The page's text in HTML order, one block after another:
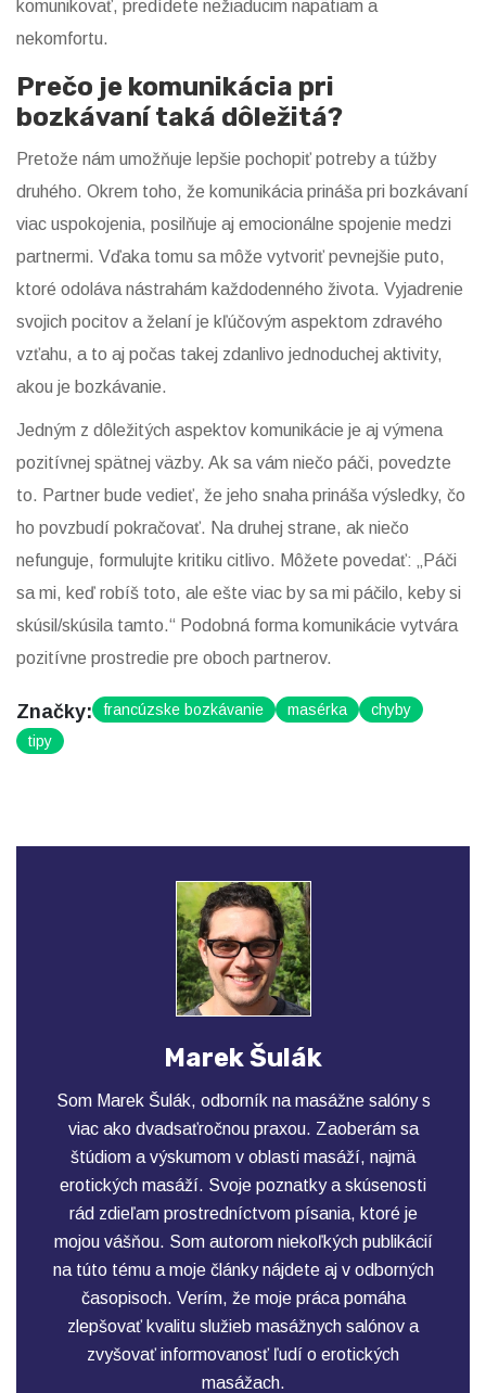
komunikovať, predídete nežiaducim napätiam a
nekomfortu.
Prečo je komunikácia pri
bozkávaní taká dôležitá?
Pretože nám umožňuje lepšie pochopiť potreby a túžby
druhého. Okrem toho, že komunikácia prináša pri bozkávaní
viac uspokojenia, posilňuje aj emocionálne spojenie medzi
partnermi. Vďaka tomu sa môže vytvoriť pevnejšie puto,
ktoré odoláva nástrahám každodenného života. Vyjadrenie
svojich pocitov a želaní je kľúčovým aspektom zdravého
vzťahu, a to aj počas takej zdanlivo jednoduchej aktivity,
akou je bozkávanie.
Jedným z dôležitých aspektov komunikácie je aj výmena
pozitívnej spätnej väzby. Ak sa vám niečo páči, povedzte
to. Partner bude vedieť, že jeho snaha prináša výsledky, čo
ho povzbudí pokračovať. Na druhej strane, ak niečo
nefunguje, formulujte kritiku citlivo. Môžete povedať: „Páči
sa mi, keď robíš toto, ale ešte viac by sa mi páčilo, keby si
skúsil/skúsila tamto.“ Podobná forma komunikácie vytvára
pozitívne prostredie pre oboch partnerov.
Značky: francúzske bozkávanie masérka
chyby
tipy
Marek Šulák
Som Marek Šulák, odborník na masážne salóny s
viac ako dvadsaťročnou praxou. Zaoberám sa
štúdiom a výskumom v oblasti masáží, najmä
erotických masáží. Svoje poznatky a skúsenosti
rád zdieľam prostredníctvom písania, ktoré je
mojou vášňou. Som autorom niekoľkých publikácií
na túto tému a moje články nájdete aj v odborných
časopisoch. Verím, že moje práca pomáha
zlepšovať kvalitu služieb masážnych salónov a
zvyšovať informovanosť ľudí o erotických
masážach.